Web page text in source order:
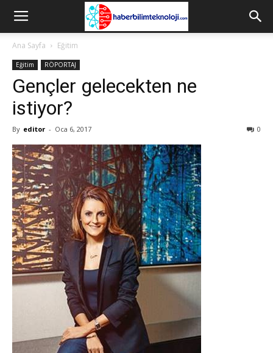
Ana Sayfa Eğitim
Eğitim RÖPORTAJ
Gençler gelecekten ne
istiyor?
By editor - Oca 6, 2017 0